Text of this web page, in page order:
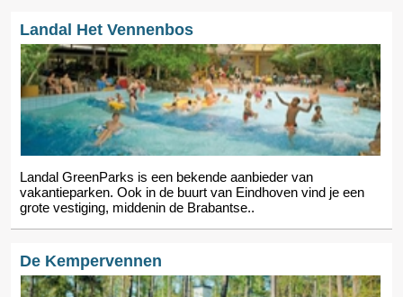
Landal Het Vennenbos
Landal GreenParks is een bekende aanbieder van
vakantieparken. Ook in de buurt van Eindhoven vind je een
grote vestiging, middenin de Brabantse..
De Kempervennen